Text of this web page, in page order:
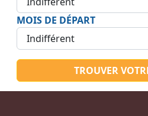
MOIS DE DÉPART
TROUVER